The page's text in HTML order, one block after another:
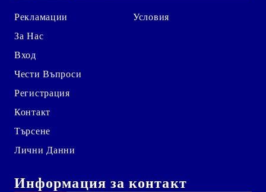
Рекламации
За Нас
Вход
Чести Въпроси
Регистрация
Контакт
Търсене
Лични Данни
Условия
Информация за контакт